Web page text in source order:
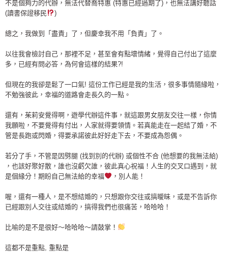
不是個夠力的代辦，無法代替喬特惠 (特惠已經過期了)，也無法講好聽話
(讀書保證移民
)
總之，我做到「盡責」了，但慶幸我不用「負責」了。
以往我會檢討自己，那裡不足，甚至會有點壞情緒，覺得自己付出了這麼
多，已經有問必答，為何會這樣的結果?!
但現在的我卻是鬆了一口氣! 這份工作已經是我的生活，很多事情隨緣啦，
不勉強彼此，幸福的道路會走長久的一點。
還有，茱莉安覺得啊，遊學代辦這件事，就這跟男女朋友交往一樣，你情
我願啦，不要覺得有付出，人家就得要領情。若真能走在一起結了婚，不
管是長跑或閃婚，得要承諾彼此好好走下去，不要成為怨偶。
若分了手，不管是因劈腿 (找到別的代辦) 或個性不合 (他想要的我無法給)
，也該好聚好散，誰也沒虧欠誰，彼此真心祝福！人生的交叉口遇到，就
是個緣分！期盼自己無法給的幸福
，別人能！
喔，還有一種人，是不想結婚的，只想跟你交往或搞曖昧，或是不告訴你
已經跟別人交往或結婚的，搞得我們也很痛苦，哈哈哈！
比喻的是不是很好～哈哈哈～請鼓掌！
這都不是重點, 重點是